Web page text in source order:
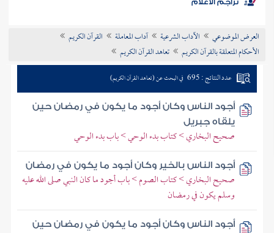
موضوعي
تراجم الأعلام
العرض الموضوعي الآداب الشرعية آداب المعاملة
القرآن الكريم
الأحكام المتعلقة بالقرآن الكريم
تعاهد القرآن الكريم
عدد النتائج : 695 في البحث عن (تعاهد القرآن الكريم)
أجود الناس وكان أجود ما يكون في رمضان حين
يلقاه جبريل
صحيح البخاري > كتاب بدء الوحي > باب بدء الوحي
أجود الناس بالخير وكان أجود ما يكون في رمضان
صحيح البخاري > كتاب الصوم > باب أجود ما كان النبي صلى الله عليه
وسلم يكون في رمضان
أجود الناس وكان أجود ما يكون في رمضان حين